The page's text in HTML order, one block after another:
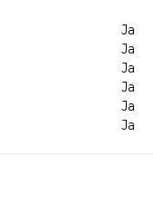
Ja
Ja
Ja
Ja
Ja
Ja